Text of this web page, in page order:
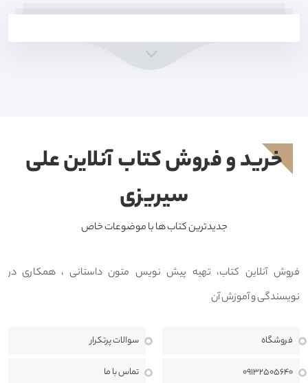
فروشگاه
09132505640
سوالات پرتکرار
تماس با ما
خرید و فروش کتاب آنلاین علی
سیریزی
جدیدترین کتاب ها با موضوعات خاص
فروش آنلاین کتاب، تهیه پیش نویس متون داستانی ، همکاری در
نویسندگی و آموزش آن